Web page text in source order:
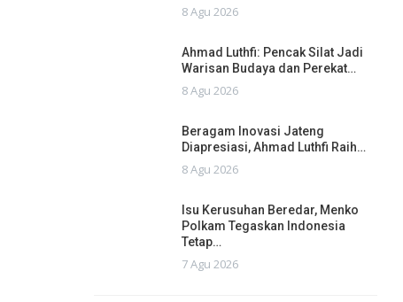
8 Agu 2026
Ahmad Luthfi: Pencak Silat Jadi
Warisan Budaya dan Perekat…
8 Agu 2026
Beragam Inovasi Jateng
Diapresiasi, Ahmad Luthfi Raih…
8 Agu 2026
Isu Kerusuhan Beredar, Menko
Polkam Tegaskan Indonesia
Tetap…
7 Agu 2026